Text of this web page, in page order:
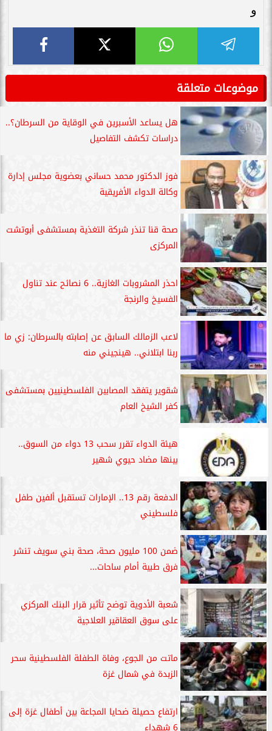
و
موضوعات متعلقة
هل يساعد الأسبرين في الوقاية من السرطان؟..
دراسات تكشف التفاصيل
فوز الدكتور محمد حساني بعضوية مجلس إدارة
وكالة الدواء الأفريقية
صحة قنا تنذر شركة التغذية بمستشفى أبوتشت
المركزى
احذر المشروبات الغازية.. 6 نصائح عند تناول
الفسيخ والرنجة
لاعب الزمالك السابق عن إصابته بالسرطان: زي ما
ربنا ابتلاني.. هينجيني منه
شقوير يتفقد المصابين الفلسطينيين بمستشفى
كفر الشيخ العام
هيئة الدواء تقرر سحب 13 دواء من السوق..
بينها مضاد حيوي شهير
الدفعة رقم 13.. الإمارات تستقبل ألفين طفل
فلسطيني
ضمن 100 مليون صحة، صحة بني سويف تنشر
فرق طبية أمام ساحات...
شعبة الأدوية توضح تأثير قرار البنك المركزي
على سوق العقاقير العلاجية
ماتت من الجوع، وفاة الطفلة الفلسطينية سحر
الزبدة في شمال غزة
ارتفاع حصيلة ضحايا المجاعة بين أطفال غزة إلى
6 شهداء